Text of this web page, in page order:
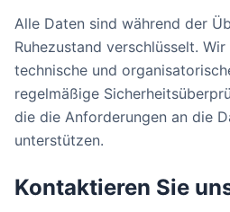
Alle Daten sind während der
Ruhezustand verschlüsselt.
technische und
regelmäßige
die die Anforderungen an die
unterstützen.
Kontaktieren Sie